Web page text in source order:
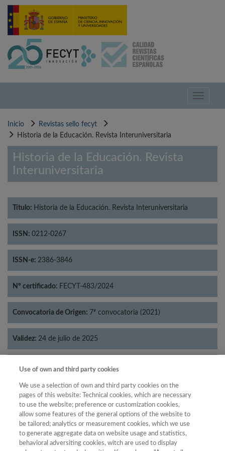
Pasar
contenido
Toggle
Inicio
Revistas sello fecyt
Historia de la Educación. Revista Interuniversitaria
Historia de la Educación. Revista
Interuniversitaria
Título: Historia de la Educación. Revista Interuniversitaria
ISSN: 0212-0267
ISSN-e: 2386-3846
Nº certificado: FECYT-483/2024
Convocatoria de Origen: 7ª convocatoria (2021)
Validez: 24 de julio de 2025
Categorías: Historia
Año
Año Filtrar
Use of own and third party cookies
We use a selection of own and third party cookies on the
pages of this website: Technical cookies, which are necessary
to use the website; preference or customization cookies,
allow some features of the general options of the website to
be tailored; analytics or measurement cookies, which we use
to generate aggregate data on website usage and statistics,
behavioral adversiting cookies, witch are used to display